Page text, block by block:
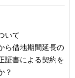
いて
ら借地期間延長の
証書による契約を
？